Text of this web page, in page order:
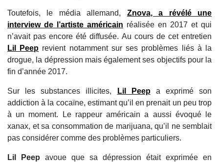
Toutefois, le média allemand, Znova, a révélé une
interview de l’artiste américain réalisée en 2017 et qui
n’avait pas encore été diffusée. Au cours de cet entretien
Lil Peep revient notamment sur ses problèmes liés à la
drogue, la dépression mais également ses objectifs pour la
fin d’année 2017.
Sur les substances illicites, Lil Peepa exprimé son
addiction à la cocaïne, estimant qu’il en prenait un peu trop
à un moment. Le rappeur américain a aussi évoqué le
xanax, et sa consommation de marijuana, qu’il ne semblait
pas considérer comme des problèmes particuliers.
Lil Peep avoue que sa dépression était exprimée en